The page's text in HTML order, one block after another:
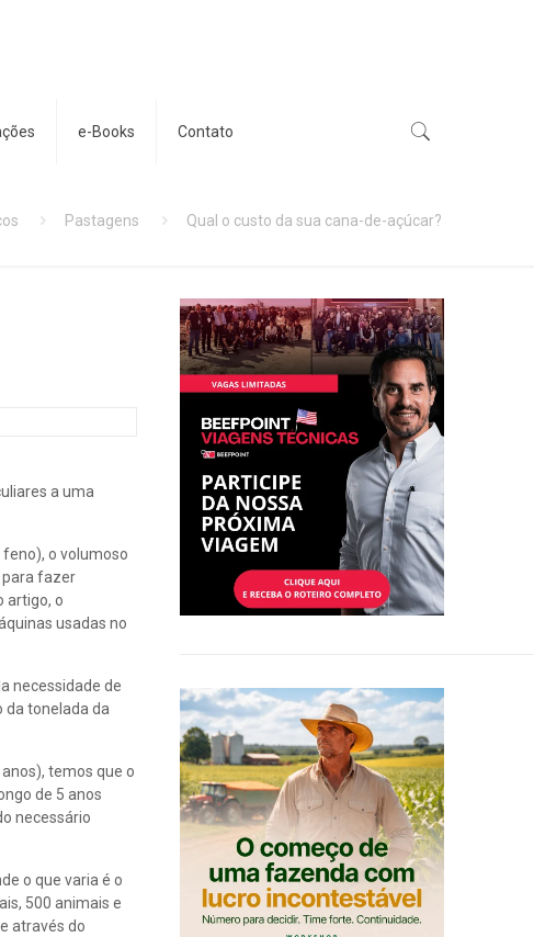
e-Books Contato
Pastagens Qual o custo da sua cana-de-açúcar?
a uma
o volumoso
para fazer
artigo, o
usadas no
necessidade de
da tonelada da
temos que o
de 5 anos
necessário
o que varia é o
500 animais e
através do